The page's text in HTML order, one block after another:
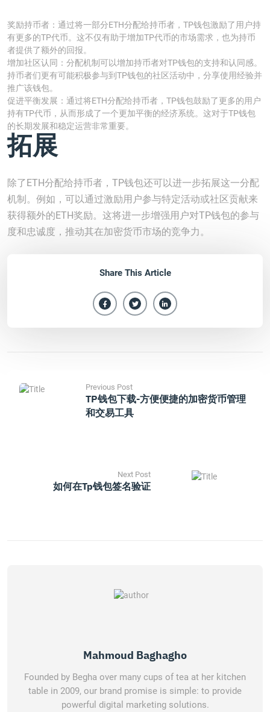
奖励持币者：通过将一部分ETH分配给持币者，TP钱包激励了用户持
有更多的TP代币。这不仅有助于增加TP代币的市场需求，也为持币
者提供了额外的回报。
增加社区认同：分配机制可以增加持币者对TP钱包的支持和认同感。
持币者们更有可能积极参与到TP钱包的社区活动中，分享使用经验并
推广该钱包。
促进平衡发展：通过将ETH分配给持币者，TP钱包鼓励了更多的用户
持有TP代币，从而形成了一个更加平衡的经济系统。这对于TP钱包
的长期发展和稳定运营非常重要。
拓展
除了ETH分配给持币者，TP钱包还可以进一步拓展这一分配
机制。例如，可以通过激励用户参与特定活动或社区贡献来
获得额外的ETH奖励。这将进一步增强用户对TP钱包的参与
度和忠诚度，推动其在加密货币市场的竞争力。
Share This Article
Previous Post
TP钱包下载-方便便捷的加密货币管理
和交易工具
Next Post
如何在Tp钱包签名验证
Mahmoud Baghagho
Founded by Begha over many cups of tea at her kitchen
table in 2009, our brand promise is simple: to provide
powerful digital marketing solutions.